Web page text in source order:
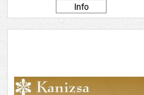
Info